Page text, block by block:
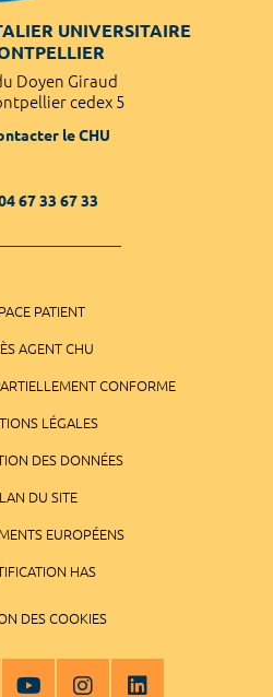
UNIVERSITAIRE
Doyen Giraud
cedex 5
le CHU
67 33 67 33
PATIENT
AGENT CHU
CONFORME
LÉGALES
DES DONNÉES
DU SITE
EUROPÉENS
HAS
DES COOKIES